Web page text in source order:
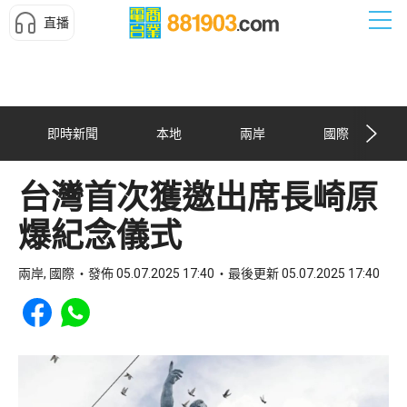
直播
即時新聞 本地 兩岸 國際
台灣首次獲邀出席長崎原
爆紀念儀式
兩岸, 國際 發佈 05.07.2025 17:40 最後更新 05.07.2025 17:40
Share to Facebook
Share to WhatsApp